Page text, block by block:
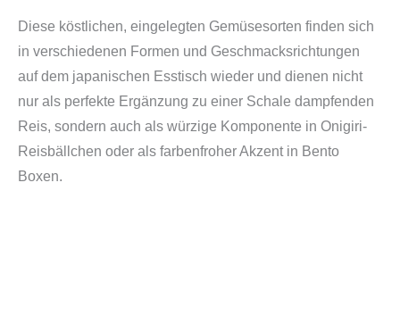
Diese köstlichen, eingelegten Gemüsesorten finden sich
in verschiedenen Formen und Geschmacksrichtungen
auf dem japanischen Esstisch wieder und dienen nicht
nur als perfekte Ergänzung zu einer Schale dampfenden
Reis, sondern auch als würzige Komponente in Onigiri-
Reisbällchen oder als farbenfroher Akzent in Bento
Boxen.